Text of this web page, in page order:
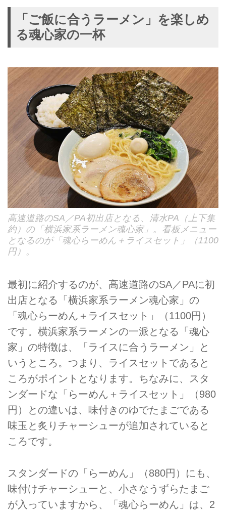
「ご飯に合うラーメン」を楽しめ
る魂心家の一杯
高速道路のSA／PA初出店となる、清水PA（上下集
約）の「横浜家系ラーメン魂心家」。看板メニュー
となるのが「魂心らーめん＋ライスセット」（1100
円）。
最初に紹介するのが、高速道路のSA／PAに初
出店となる「横浜家系ラーメン魂心家」の
「魂心らーめん＋ライスセット」（1100円）
です。横浜家系ラーメンの一派となる「魂心
家」の特徴は、「ライスに合うラーメン」と
いうところ。つまり、ライスセットであると
ころがポイントとなります。ちなみに、スタ
ンダードな「らーめん＋ライスセット」（980
円）との違いは、味付きのゆでたまごである
味玉と炙りチャーシューが追加されていると
ころです。
スタンダードの「らーめん」（880円）にも、
味付けチャーシューと、小さなうずらたまご
が入っていますから、「魂心らーめん」は、2